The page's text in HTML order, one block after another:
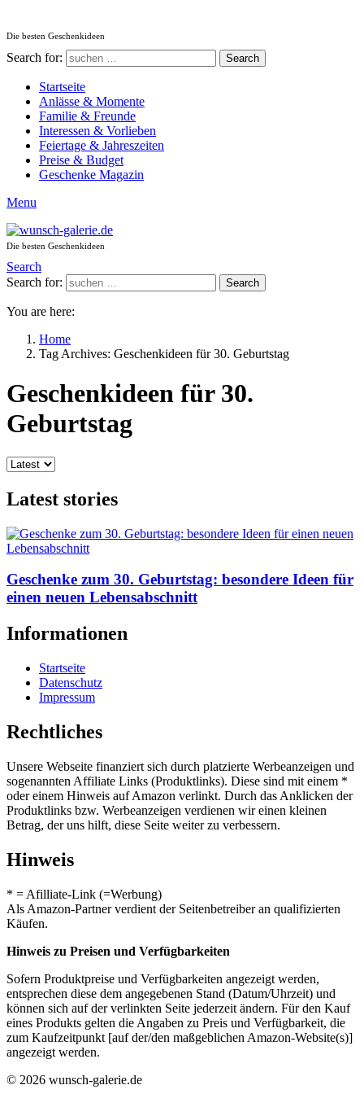
Die besten Geschenkideen
Search for: Search
Startseite
Anlässe & Momente
Familie & Freunde
Interessen & Vorlieben
Feiertage & Jahreszeiten
Preise & Budget
Geschenke Magazin
Menu
Die besten Geschenkideen
Search
Search for:
Search
You are here:
Home
Tag Archives: Geschenkideen für 30. Geburtstag
Geschenkideen für 30.
Geburtstag
Latest stories
Geschenke zum 30. Geburtstag: besondere Ideen für
einen neuen Lebensabschnitt
Informationen
Startseite
Datenschutz
Impressum
Rechtliches
Unsere Webseite finanziert sich durch platzierte Werbeanzeigen und
sogenannten Affiliate Links (Produktlinks). Diese sind mit einem *
oder einem Hinweis auf Amazon verlinkt. Durch das Anklicken der
Produktlinks bzw. Werbeanzeigen verdienen wir einen kleinen
Betrag, der uns hilft, diese Seite weiter zu verbessern.
Hinweis
* = Afilliate-Link (=Werbung)
Als Amazon-Partner verdient der Seitenbetreiber an qualifizierten
Käufen.
Hinweis zu Preisen und Verfügbarkeiten
Sofern Produktpreise und Verfügbarkeiten angezeigt werden,
entsprechen diese dem angegebenen Stand (Datum/Uhrzeit) und
können sich auf der verlinkten Seite jederzeit ändern. Für den Kauf
eines Produkts gelten die Angaben zu Preis und Verfügbarkeit, die
zum Kaufzeitpunkt [auf der/den maßgeblichen Amazon-Website(s)]
angezeigt werden.
© 2026 wunsch-galerie.de